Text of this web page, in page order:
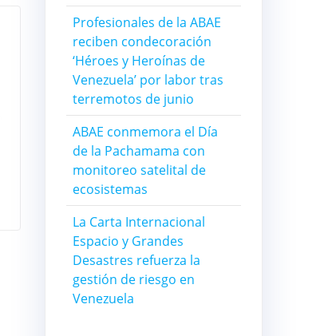
Profesionales de la ABAE
reciben condecoración
‘Héroes y Heroínas de
Venezuela’ por labor tras
terremotos de junio
ABAE conmemora el Día
de la Pachamama con
monitoreo satelital de
ecosistemas
La Carta Internacional
Espacio y Grandes
Desastres refuerza la
gestión de riesgo en
Venezuela